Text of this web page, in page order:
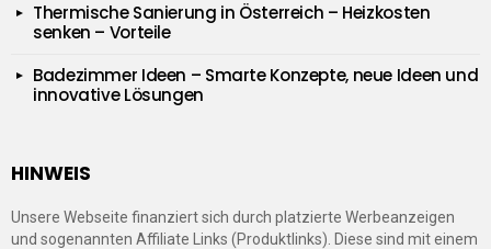
Thermische Sanierung in Österreich – Heizkosten
senken – Vorteile
Badezimmer Ideen – Smarte Konzepte, neue Ideen und
innovative Lösungen
HINWEIS
Unsere Webseite finanziert sich durch platzierte Werbeanzeigen
und sogenannten Affiliate Links (Produktlinks). Diese sind mit einem